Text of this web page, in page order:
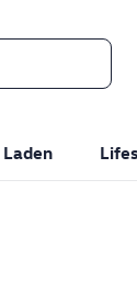
Laden